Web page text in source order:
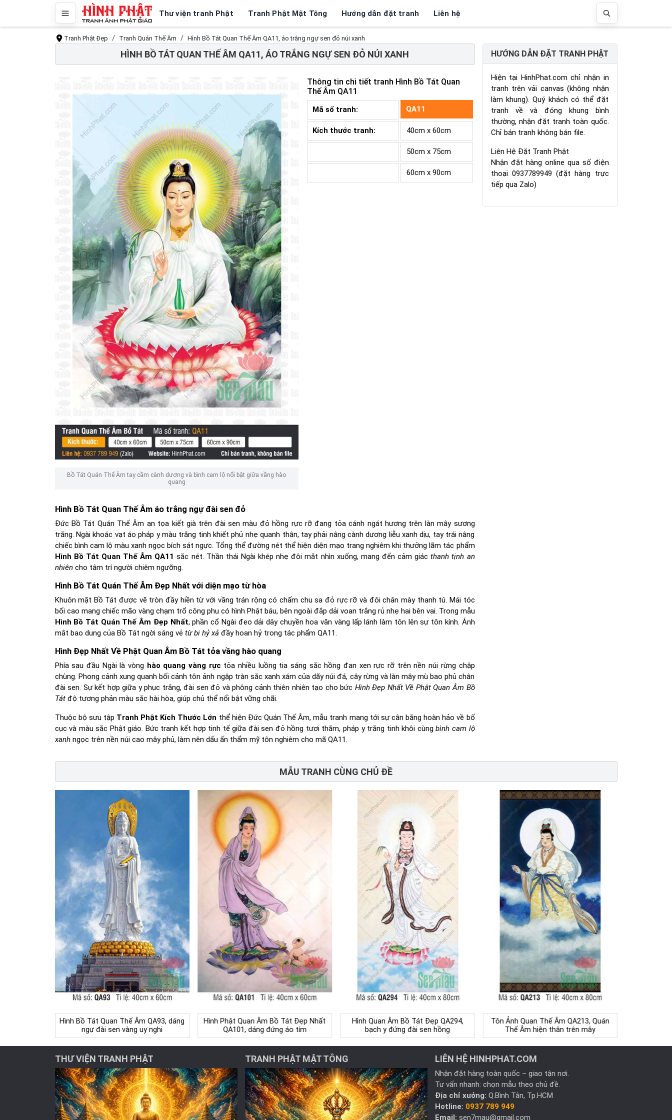
Thư viện tranh Phật Tranh Phật Mật Tông Hướng dẫn đặt tranh Liên hệ
Tranh Phật Đẹp Tranh Quán Thế Âm Hình Bồ Tát Quan Thế Âm QA11, áo trắng ngự sen đỏ núi xanh
HÌNH BỒ TÁT QUAN THẾ ÂM QA11, ÁO TRẮNG NGỰ SEN ĐỎ NÚI XANH
Bồ Tát Quán Thế Âm tay cầm cành dương và bình cam lộ nổi bật giữa vầng hào
quang
Thông tin chi tiết tranh Hình Bồ Tát Quan
Thế Âm QA11
Mã số tranh: QA11
Kích thước tranh: 40cm x 60cm
50cm x 75cm
60cm x 90cm
Hình Bồ Tát Quan Thế Âm áo trắng ngự đài sen đỏ
Đức Bồ Tát Quán Thế Âm an tọa kiết già trên đài sen màu đỏ hồng rực rỡ đang tỏa cánh ngát hương trên làn mây sương
trắng. Ngài khoác vạt áo pháp y màu trắng tinh khiết phủ nhẹ quanh thân, tay phải nâng cành dương liễu xanh dịu, tay trái nâng
chiếc bình cam lộ màu xanh ngọc bích sát ngực. Tổng thể đường nét thể hiện diện mạo trang nghiêm khi thưởng lãm tác phẩm
Hình Bồ Tát Quan Thế Âm QA11 sắc nét. Thần thái Ngài khép nhẹ đôi mắt nhìn xuống, mang đến cảm giácthanh tịnh an
nhiêncho tâm trí người chiêm ngưỡng.
Hình Bồ Tát Quán Thế Âm Đẹp Nhất với diện mạo từ hòa
Khuôn mặt Bồ Tát được vẽ tròn đầy hiền từ với vầng trán rộng có chấm chu sa đỏ rực rỡ và đôi chân mày thanh tú. Mái tóc
bối cao mang chiếc mão vàng chạm trổ công phu có hình Phật báu, bên ngoài đắp dải voan trắng rủ nhẹ hai bên vai. Trong mẫu
Hình Bồ Tát Quán Thế Âm Đẹp Nhất, phần cổ Ngài đeo dải dây chuyền hoa văn vàng lấp lánh làm tôn lên sự tôn kính. Ánh
mắt bao dung của Bồ Tát ngời sáng vẻ từ bi hỷ xả đầy hoan hỷ trong tác phẩm QA11.
Hình Đẹp Nhất Về Phật Quan Âm Bồ Tát tỏa vầng hào quang
Phía sau đầu Ngài là vòng hào quang vàng rực tỏa nhiều luồng tia sáng sắc hồng đan xen rực rỡ trên nền núi rừng chập
chùng. Phong cảnh xung quanh bối cảnh tôn ảnh ngập tràn sắc xanh xám của dãy núi đá, cây rừng và làn mây mù bao phủ chân
đài sen. Sự kết hợp giữa y phục trắng, đài sen đỏ và phông cảnh thiên nhiên tạo cho bức Hình Đẹp Nhất Về Phật Quan Âm Bồ
Tátđộ tương phản màu sắc hài hòa, giúp chủ thể nổi bật vững chãi.
Thuộc bộ sưu tập Tranh Phật Kích Thước Lớn thể hiện Đức Quán Thế Âm, mẫu tranh mang tới sự cân bằng hoàn hảo về bố
cục và màu sắc Phật giáo. Bức tranh kết hợp tinh tế giữa đài sen đỏ hồng tươi thắm, pháp y trắng tinh khôi cùngbình cam lộ
xanhngọc trên nền núi cao mây phủ, làm nên dấu ấn thẩm mỹ tôn nghiêm cho mã QA11.
HƯỚNG DẪN ĐẶT TRANH PHẬT
Hiện tại HinhPhat.com chỉ nhận in
tranh trên vải canvas (không nhận
làm khung). Quý khách có thể đặt
tranh về và đóng khung bình
thường, nhận đặt tranh toàn quốc.
Chỉ bán tranh không bán file.
Liên Hệ Đặt Tranh Phật
Nhận đặt hàng online qua số điện
thoại 0937789949 (đặt hàng trực
tiếp qua Zalo)
MẪU TRANH CÙNG CHỦ ĐỀ
Hình Bồ Tát Quan Thế Âm QA93, dáng
ngự đài sen vàng uy nghi
Hình Phật Quan Âm Bồ Tát Đẹp Nhất
QA101, dáng đứng áo tím
Hình Quan Âm Bồ Tát Đẹp QA294,
bạch y đứng đài sen hồng
Tôn Ảnh Quan Thế Âm QA213, Quán
Thế Âm hiện thân trên mây
THƯ VIỆN TRANH PHẬT TRANH PHẬT MẬT TÔNG LIÊN HỆ HINHPHAT.COM
Nhận đặt hàng toàn quốc – giao tận nơi.
Tư vấn nhanh: chọn mẫu theo chủ đề.
Địa chỉ xưởng: Q.Bình Tân, Tp.HCM
Hotline: 0937 789 949
Email: sen7mau@gmail.com